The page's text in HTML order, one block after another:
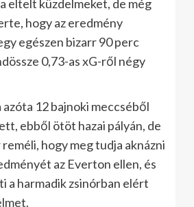
eltelt küzdelmeket, de még
hogy az eredmény
egészen bizarr 90 perc
0,73-as xG-ről négy
12 bajnoki meccséből
ebből ötöt hazai pályán, de
hogy meg tudja aknázni
az Everton ellen, és
a harmadik zsinórban elért